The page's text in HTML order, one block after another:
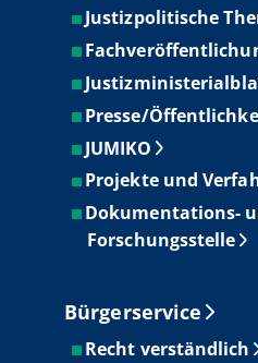
Justizpolitische
Presse/
JUMIKO
Projekte und
Dokumentations-
Forschungsstelle
Bürgerservice
Recht verständlich